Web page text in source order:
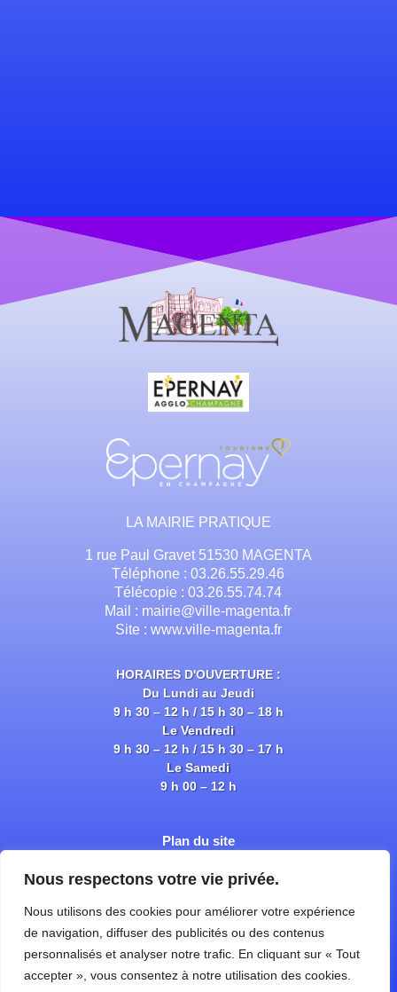
Nous respectons votre vie privée.
Nous utilisons des cookies pour améliorer votre expérience
de navigation, diffuser des publicités ou des contenus
personnalisés et analyser notre trafic. En cliquant sur « Tout
accepter », vous consentez à notre utilisation des cookies.
LA MAIRIE PRATIQUE
1 rue Paul Gravet 51530 MAGENTA
Téléphone : 03.26.55.29.46
Télécopie : 03.26.55.74.74
Mail : mairie@ville-magenta.fr
Site : www.ville-magenta.fr
HORAIRES D'OUVERTURE :
Du Lundi au Jeudi
9 h 30 – 12 h / 15 h 30 – 18 h
Le Vendredi
9 h 30 – 12 h / 15 h 30 – 17 h
Le Samedi
9 h 00 – 12 h
Plan du site
Mentions Légales
Comité de Jumelage
Mouveo
Epernay
Office du Tourisme